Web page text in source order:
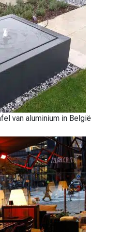
van aluminium in België